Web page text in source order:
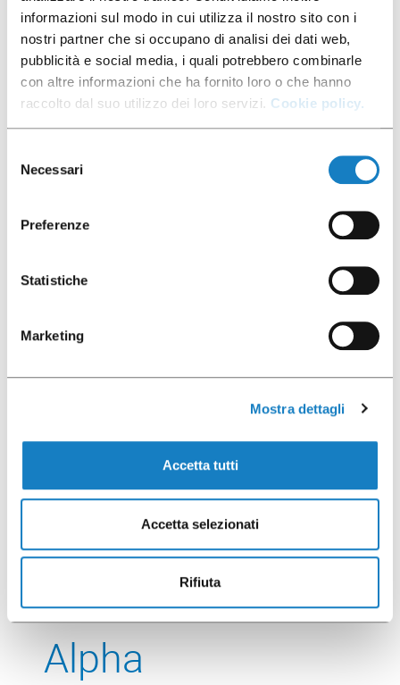
informazioni sul modo in cui utilizza il nostro sito con i
nostri partner che si occupano di analisi dei dati web,
pubblicità e social media, i quali potrebbero combinarle
con altre informazioni che ha fornito loro o che hanno
raccolto dal suo utilizzo dei loro servizi. Cookie policy.
delNecessari
Preferenze
Statistiche
Marketing
Mostra dettagli
Accetta tutti
Accetta selezionati
Rifiuta
Gea Calix
Gea Calix è la linea innovativa di eco-capsule
garantiscono la massima eccellenza delle
l’utilizzo e lo smaltimento dei rifiuti.
SCOPRI
Alpha